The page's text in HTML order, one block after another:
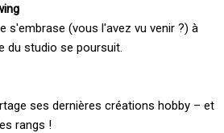
s'embrase (vous l'avez vu venir ?) à
du studio se poursuit.
ses dernières créations hobby – et
rangs !